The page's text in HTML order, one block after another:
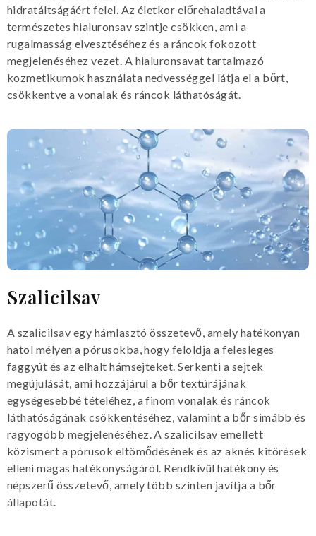
hidratáltságáért felel. Az életkor előrehaladtával a
természetes hialuronsav szintje csökken, ami a
rugalmasság elvesztéséhez és a ráncok fokozott
megjelenéséhez vezet. A hialuronsavat tartalmazó
kozmetikumok használata nedvességgel látja el a bőrt,
csökkentve a vonalak és ráncok láthatóságát.
Szalicilsav
A szalicilsav egy hámlasztó összetevő, amely hatékonyan
hatol mélyen a pórusokba, hogy feloldja a felesleges
faggyút és az elhalt hámsejteket. Serkenti a sejtek
megújulását, ami hozzájárul a bőr textúrájának
egységesebbé tételéhez, a finom vonalak és ráncok
láthatóságának csökkentéséhez, valamint a bőr simább és
ragyogóbb megjelenéséhez. A szalicilsav emellett
közismert a pórusok eltömődésének és az aknés kitörések
elleni magas hatékonyságáról. Rendkívül hatékony és
népszerű összetevő, amely több szinten javítja a bőr
állapotát.